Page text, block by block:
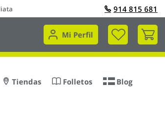
914 815 681
Mi Perfil
Mi
Tiendas Folletos Blog